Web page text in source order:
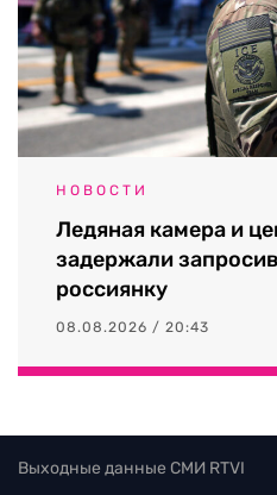
НОВОСТИ
Ледяная камера и
задержали
россиянку
08.08.2026 / 20:43
Выходные данные СМИ RTVI